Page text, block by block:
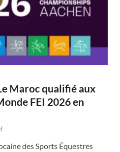
Maroc qualifié aux
FEI 2026 en
des Sports Équestres